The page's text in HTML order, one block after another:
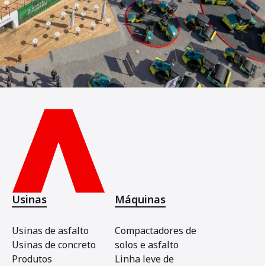
Usinas
Usinas de asfalto
Usinas de concreto
Produtos
Máquinas
Compactadores de
solos e asfalto
Linha leve de